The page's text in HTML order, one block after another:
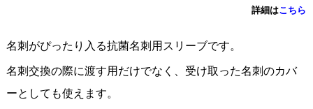
詳細はこちら
名刺がぴったり入る抗菌名刺用スリーブです。
名刺交換の際に渡す用だけでなく、受け取った名刺のカバ
ーとしても使えます。